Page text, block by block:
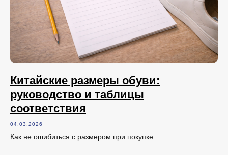
Китайские размеры обуви:
руководство и таблицы
соответствия
04.03.2026
Как не ошибиться с размером при покупке